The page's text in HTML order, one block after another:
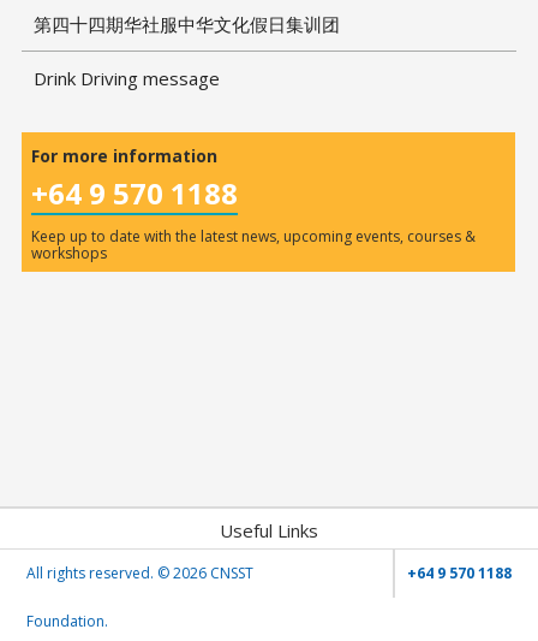
第四十四期华社服中华文化假日集训团
Drink Driving message
For more information
+64 9 570 1188
Keep up to date with the latest news, upcoming events, courses &
workshops
Useful Links
All rights reserved. ©2026 CNSST
Foundation.
+64 9 570 1188